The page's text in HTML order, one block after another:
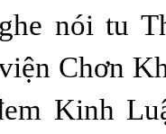
nói tu
Chơn
Kinh